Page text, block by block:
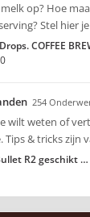
op? Hoe
Stel hier
COFFEE
254
wilt weten of
Tips & tricks zijn
R2 geschikt …